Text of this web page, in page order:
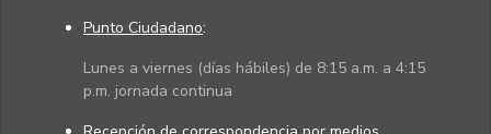
Punto Ciudadano:
Lunes a viernes (días hábiles) de 8:15 a.m. a 4:15
p.m. jornada continua